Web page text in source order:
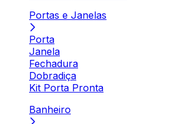
Portas e Janelas
Porta
Janela
Fechadura
Dobradiça
Kit Porta Pronta
Banheiro